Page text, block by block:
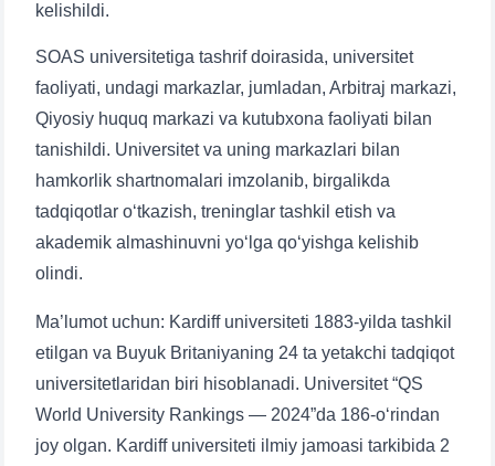
kelishildi.
SOAS universitetiga tashrif doirasida, universitet
faoliyati, undagi markazlar, jumladan, Arbitraj markazi,
Qiyosiy huquq markazi va kutubxona faoliyati bilan
tanishildi. Universitet va uning markazlari bilan
hamkorlik shartnomalari imzolanib, birgalikda
tadqiqotlar oʻtkazish, treninglar tashkil etish va
akademik almashinuvni yoʻlga qoʻyishga kelishib
olindi.
Ma’lumot uchun: Kardiff universiteti 1883-yilda tashkil
etilgan va Buyuk Britaniyaning 24 ta yetakchi tadqiqot
universitetlaridan biri hisoblanadi. Universitet “QS
World University Rankings — 2024”da 186-oʻrindan
joy olgan. Kardiff universiteti ilmiy jamoasi tarkibida 2